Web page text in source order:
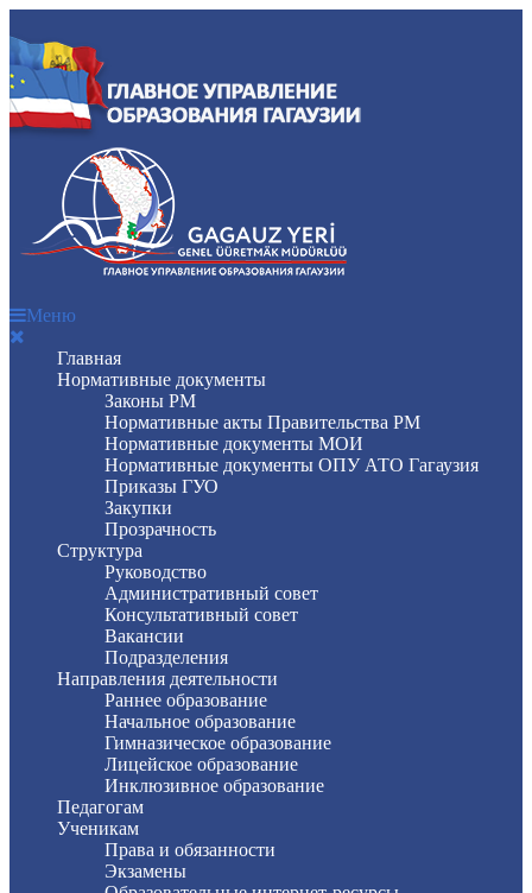
Меню
Главная
Нормативные документы
Законы РМ
Нормативные акты Правительства РМ
Нормативные документы МОИ
Нормативные документы ОПУ АТО Гагаузия
Приказы ГУО
Закупки
Прозрачность
Структура
Руководство
Административный совет
Консультативный совет
Вакансии
Подразделения
Направления деятельности
Раннее образование
Начальное образование
Гимназическое образование
Лицейское образование
Инклюзивное образование
Педагогам
Ученикам
Права и обязанности
Экзамены